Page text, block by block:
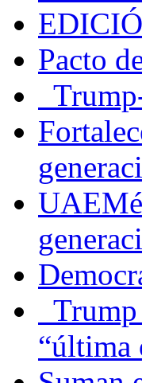
Pacto
Trump
“última